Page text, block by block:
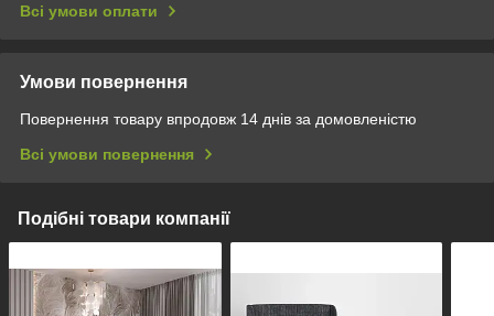
Всі умови оплати
Умови повернення
Повернення товару впродовж 14 днів за домовленістю
Всі умови повернення
Подібні товари компанії